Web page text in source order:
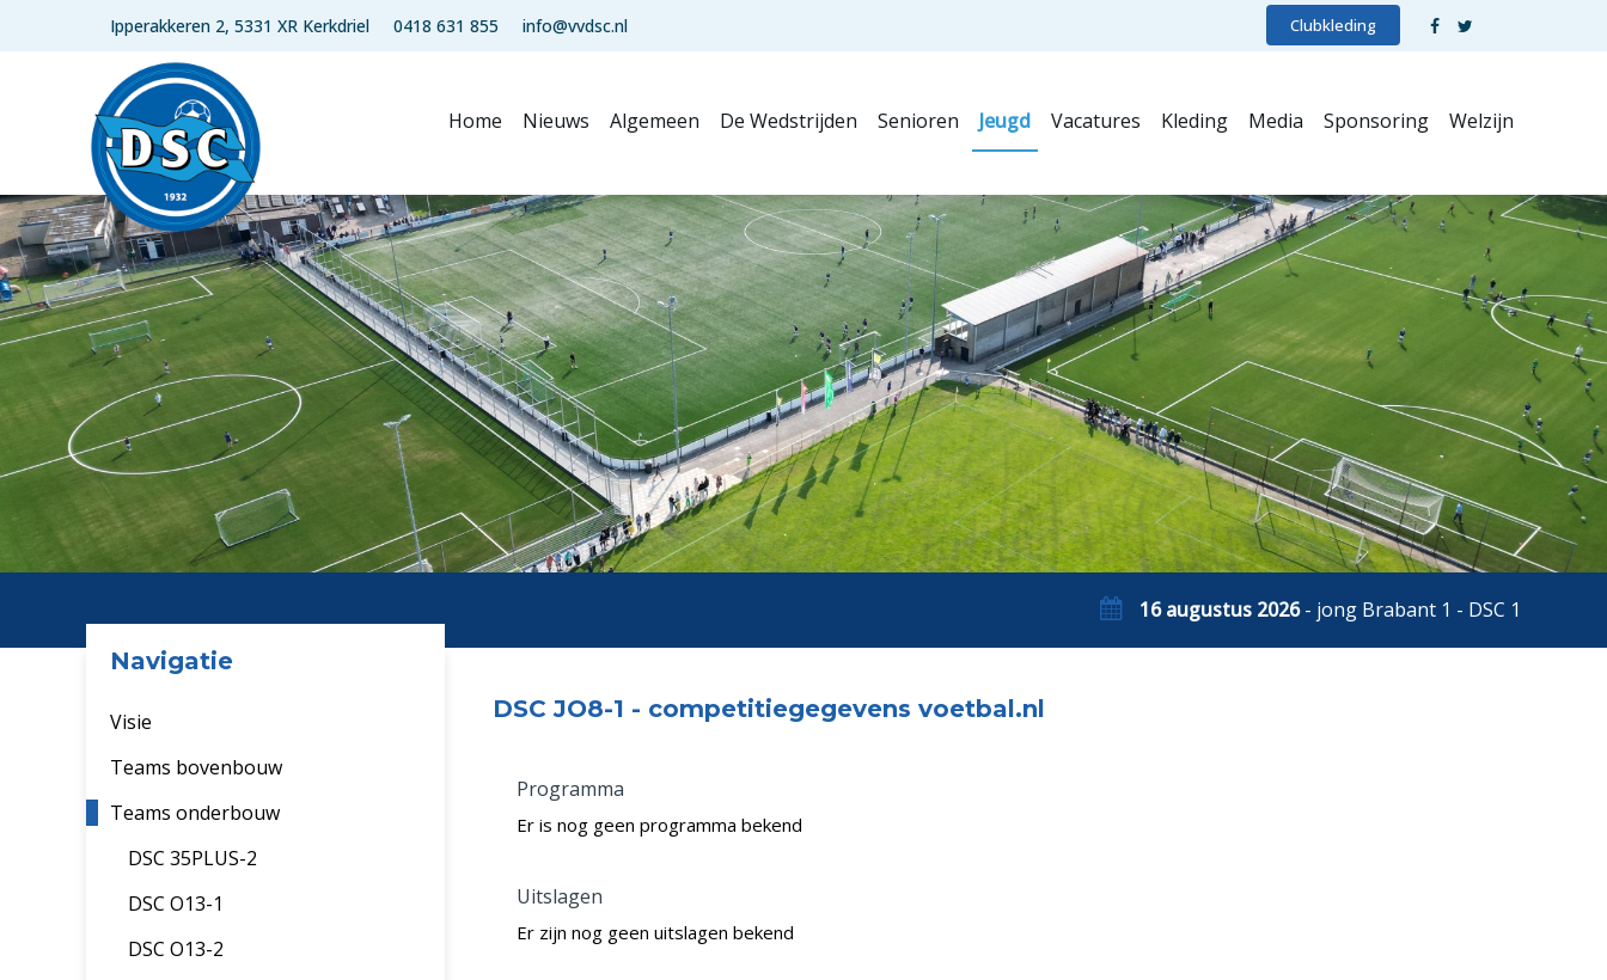
Ipperakkeren 2, 5331 XR Kerkdriel 0418 631 855 info@vvdsc.nl Clubkleding
Home Nieuws Algemeen De Wedstrijden Senioren Jeugd Vacatures Kleding Media Sponsoring Welzijn
16 augustus 2026- jong Brabant 1 - DSC 1
Navigatie
Visie
Teams bovenbouw
Teams onderbouw
DSC 35PLUS-2
DSC O13-1
DSC O13-2
DSC JO8-1 - competitiegegevens voetbal.nl
Programma
Er is nog geen programma bekend
Uitslagen
Er zijn nog geen uitslagen bekend